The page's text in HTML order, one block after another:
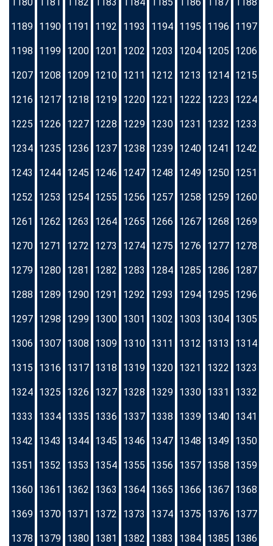
1189 1190 1191 1192 1193 1194 1195 1196 1197
1198 1199 1200 1201 1202 1203 1204 1205 1206
1207 1208 1209 1210 1211 1212 1213 1214 1215
1216 1217 1218 1219 1220 1221 1222 1223 1224
1225 1226 1227 1228 1229 1230 1231 1232 1233
1234 1235 1236 1237 1238 1239 1240 1241 1242
1243 1244 1245 1246 1247 1248 1249 1250 1251
1252 1253 1254 1255 1256 1257 1258 1259 1260
1261 1262 1263 1264 1265 1266 1267 1268 1269
1270 1271 1272 1273 1274 1275 1276 1277 1278
1279 1280 1281 1282 1283 1284 1285 1286 1287
1288 1289 1290 1291 1292 1293 1294 1295 1296
1297 1298 1299 1300 1301 1302 1303 1304 1305
1306 1307 1308 1309 1310 1311 1312 1313 1314
1315 1316 1317 1318 1319 1320 1321 1322 1323
1324 1325 1326 1327 1328 1329 1330 1331 1332
1333 1334 1335 1336 1337 1338 1339 1340 1341
1342 1343 1344 1345 1346 1347 1348 1349 1350
1351 1352 1353 1354 1355 1356 1357 1358 1359
1360 1361 1362 1363 1364 1365 1366 1367 1368
1369 1370 1371 1372 1373 1374 1375 1376 1377
1378 1379 1380 1381 1382 1383 1384 1385 1386